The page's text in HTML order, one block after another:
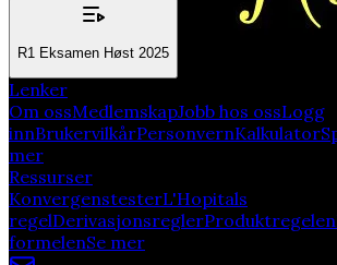
R1 Eksamen Høst 2025
Lenker
Om ossMedlemskapJobb hos ossLogg
innBrukervilkårPersonvernKalkulator
mer
Ressurser
KonvergenstesterL'Hopitals
regelDerivasjonsreglerProduktregelen
formelenSe mer